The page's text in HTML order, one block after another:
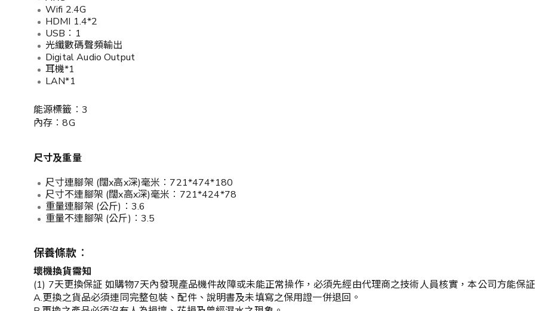
Wifi 2.4G
HDMI 1.4*2
USB︰1
光纖數碼聲頻輸出
Digital Audio Output
耳機*1
LAN*1
能源標籤︰3
內存︰8G
尺寸及重量
尺寸連腳架 (闊x高x深)毫米︰721*474*180
尺寸不連腳架 (闊x高x深)毫米︰721*424*78
重量連腳架 (公斤)︰3.6
重量不連腳架 (公斤)︰3.5
保養條款︰
壞機換貨需知
(1) 7天更換保証 如購物7天內發現產品機件故障或未能正常操作，必須先經由代理商之技術人員核實，本公司方能保
A.更換之貨品必須連同完整包裝、配件、說明書及未填寫之保用證一併退回。